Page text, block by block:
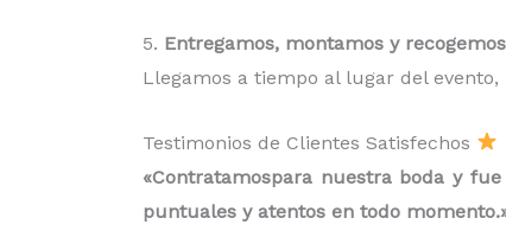
5. Entregamos, montamos y recogemos
Llegamos a tiempo al lugar del
Testimonios de Clientes Satisfechos
«Contratamospara nuestra boda y
puntuales y atentos en todo